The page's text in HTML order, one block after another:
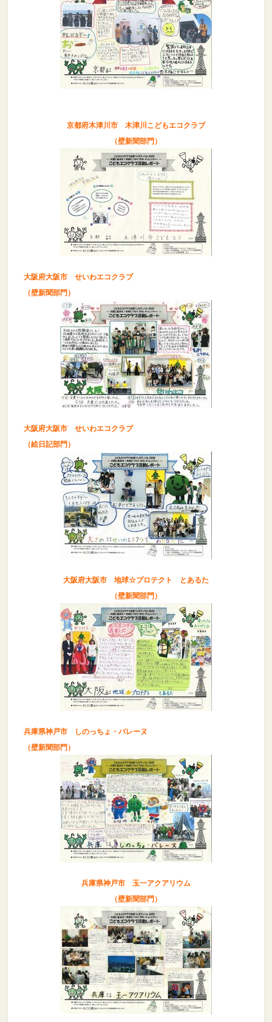
京都府木津川市 木津川こどもエコクラブ
（壁新聞部門）
大阪府大阪市 せいわエコクラブ
（壁新聞部門）
大阪府大阪市 せいわエコクラブ
（絵日記部門）
大阪府大阪市 地球☆プロテクト とあるた
（壁新聞部門）
兵庫県神戸市 しのっちょ・バレーヌ
（壁新聞部門）
兵庫県神戸市 玉一アクアリウム
（壁新聞部門）